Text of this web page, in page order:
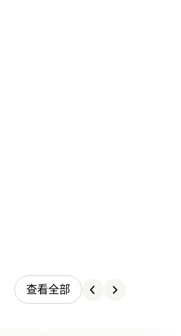
查看全部